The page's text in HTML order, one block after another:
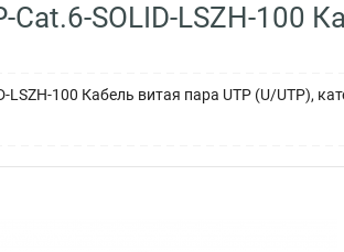
Cat.6-SOLID-LSZH-100
LSZH-100 Кабель витая пара UTP (U/UTP),